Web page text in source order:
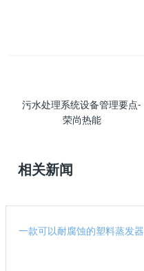
污水处理系统设备管理要点-
荣尚热能
相关新闻
一款可以耐腐蚀的塑料蒸发器